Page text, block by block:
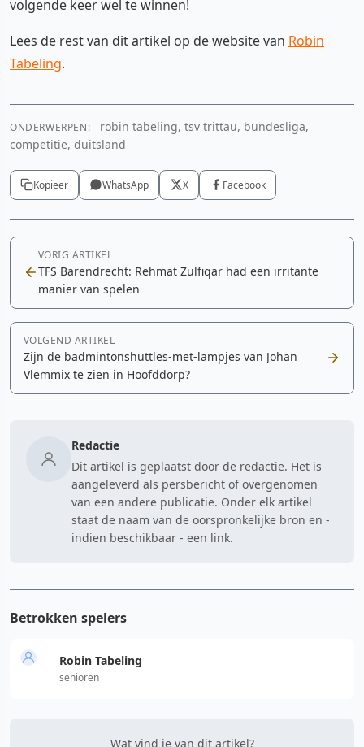
volgende keer wel te winnen!
Lees de rest van dit artikel op de website van Robin
Tabeling.
ONDERWERPEN:
robin tabeling, tsv trittau, bundesliga,
competitie, duitsland
Kopieer WhatsApp X Facebook
VORIG ARTIKEL
TFS Barendrecht: Rehmat Zulfiqar had een irritante
manier van spelen
VOLGEND ARTIKEL
Zijn de badmintonshuttles-met-lampjes van Johan
Vlemmix te zien in Hoofddorp?
Redactie
Dit artikel is geplaatst door de redactie. Het is
aangeleverd als persbericht of overgenomen
van een andere publicatie. Onder elk artikel
staat de naam van de oorspronkelijke bron en -
indien beschikbaar - een link.
Betrokken spelers
Robin Tabeling
senioren
Wat vind je van dit artikel?